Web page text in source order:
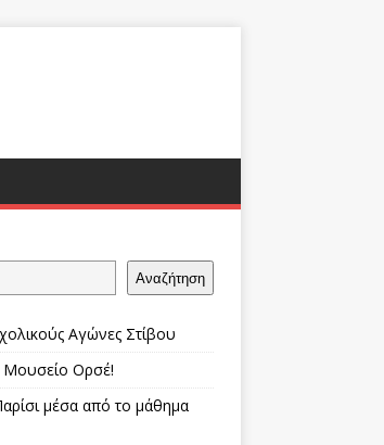
Αναζήτηση
Αγώνες Στίβου
Μουσείο Ορσέ!
μέσα από το μάθημα